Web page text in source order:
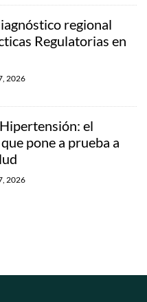
regional
Regulatorias en
2026
el
pone a prueba a
2026